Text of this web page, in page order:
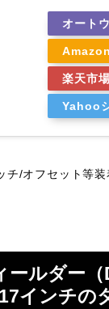
オート
Amazon
楽天市
Yahoo
/オフセット等装
ールダー
インチの